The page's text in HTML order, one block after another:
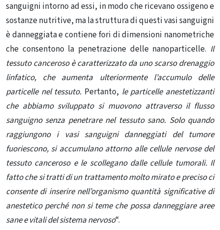
sanguigni intorno ad essi, in modo che ricevano ossigeno e
sostanze nutritive, ma la struttura di questi vasi sanguigni
è danneggiata e contiene fori di dimensioni nanometriche
che consentono la penetrazione delle nanoparticelle. Il
tessuto canceroso è caratterizzato da uno scarso drenaggio
linfatico, che aumenta ulteriormente l’accumulo delle
particelle nel tessuto. Pertanto, le particelle anestetizzanti
che abbiamo sviluppato si muovono attraverso il flusso
sanguigno senza penetrare nel tessuto sano. Solo quando
raggiungono i vasi sanguigni danneggiati del tumore
fuoriescono, si accumulano attorno alle cellule nervose del
tessuto canceroso e le scollegano dalle cellule tumorali. Il
fatto che si tratti di un trattamento molto mirato e preciso ci
consente di inserire nell’organismo quantità significative di
anestetico perché non si teme che possa danneggiare aree
sane e vitali del sistema nervoso“.